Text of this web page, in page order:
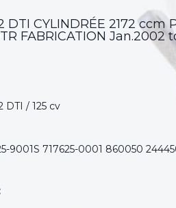
DTI CYLINDRÉE 2172 ccm
FABRICATION Jan.2002
DTI / 125 cv
9001S 717625-0001 860050